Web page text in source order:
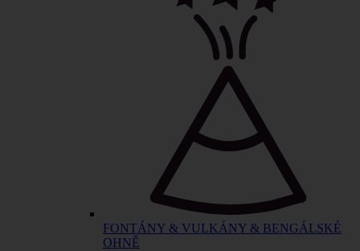
FONTÁNY & VULKÁNY & BENGÁLSKÉ
OHNĚ